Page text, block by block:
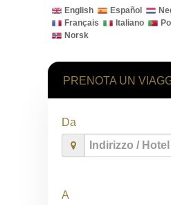
English Español
Français
Italiano
Norsk
PRENOTA UN
Da
A